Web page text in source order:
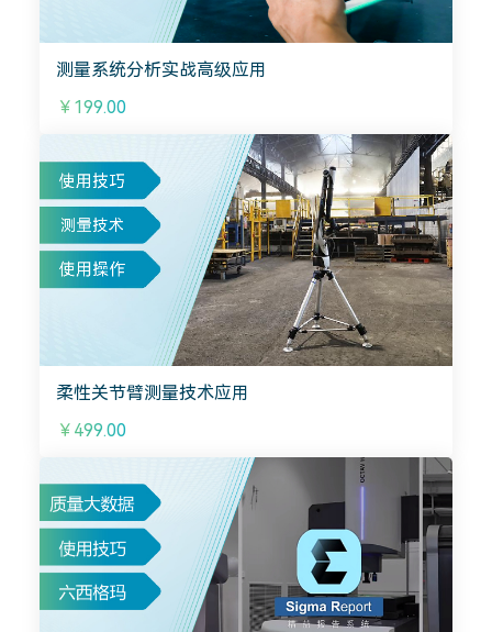
测量系统分析实战高级应用
￥199.00
柔性关节臂测量技术应用
￥499.00